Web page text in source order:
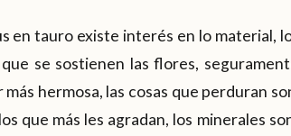
en tauro existe interés en lo material,
se sostienen las flores,
hermosa, las cosas que perduran
que más les agradan, los minerales